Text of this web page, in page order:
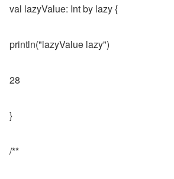
val lazyValue: Int by lazy {
println("lazyValue lazy")
28
}
/**